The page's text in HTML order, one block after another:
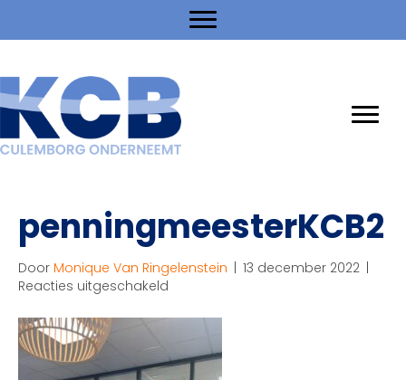
penningmeesterKCB2
Door Monique Van Ringelenstein | 13 december 2022 |
Reacties uitgeschakeld